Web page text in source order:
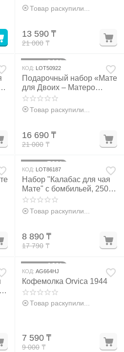
Товар раскупили...
21 000 ₸
13 590 ₸
21%
КОД: LOT50922
Подарочный набор «Мате
для Двоих – Матеро
Премиум»
Товар раскупили...
21 000 ₸
16 690 ₸
50%
КОД: LOT86187
Набор "Калабас для чая
Мате" с бомбильей, 250
мл, черный
Товар раскупили...
17 790 ₸
8 890 ₸
16%
КОД: AG664HJ
Кофемолка Orvica 1944
Товар раскупили...
9 000 ₸
7 590 ₸